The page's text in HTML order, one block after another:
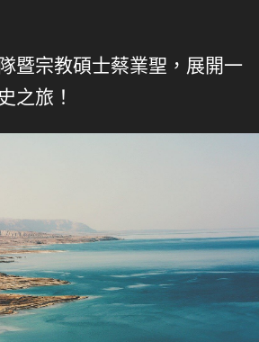
暨宗教碩士蔡業聖，展開一
之旅！